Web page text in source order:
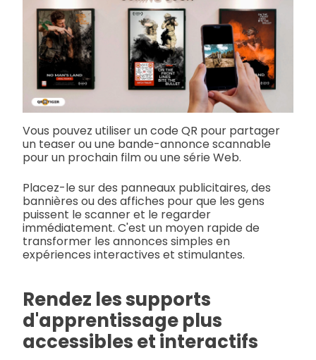
Vous pouvez utiliser un code QR pour partager
un teaser ou une bande-annonce scannable
pour un prochain film ou une série Web.
Placez-le sur des panneaux publicitaires, des
bannières ou des affiches pour que les gens
puissent le scanner et le regarder
immédiatement. C'est un moyen rapide de
transformer les annonces simples en
expériences interactives et stimulantes.
Rendez les supports
d'apprentissage plus
accessibles et interactifs